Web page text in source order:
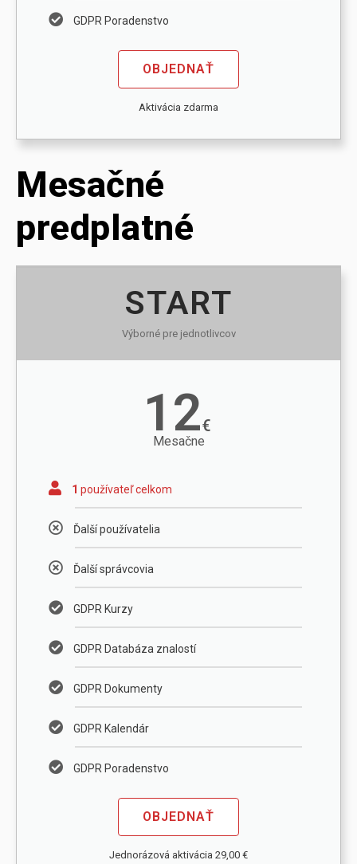
GDPR Poradenstvo
OBJEDNAŤ
Aktivácia zdarma
Mesačné
predplatné
START
Výborné pre jednotlivcov
12€
Mesačne
1 používateľ celkom
Ďalší používatelia
Ďalší správcovia
GDPR Kurzy
GDPR Databáza znalostí
GDPR Dokumenty
GDPR Kalendár
GDPR Poradenstvo
OBJEDNAŤ
Jednorázová aktivácia 29,00 €